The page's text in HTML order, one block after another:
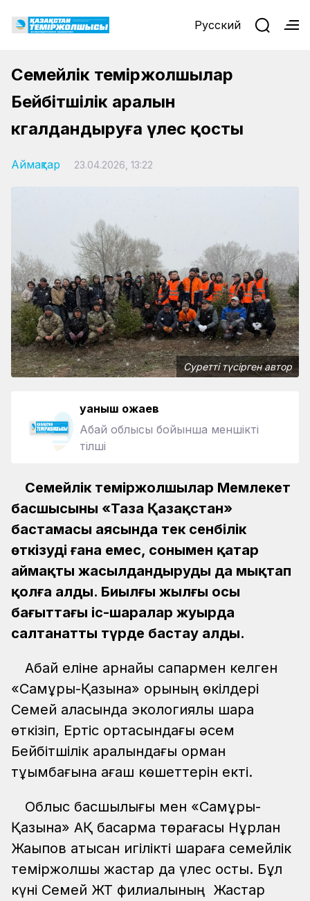
Русский
Семейлік теміржолшылар
Бейбітшілік аралын
көгалдандыруға үлес қосты
Аймақтар 23.04.2026, 13:22
Суретті түсірген автор
Қуаныш Қожаев
Абай облысы бойынша меншікті
тілші
Семейлік теміржолшылар Мемлекет
басшысының «Таза Қазақстан»
бастамасы аясында тек сенбілік
өткізуді ғана емес, сонымен қатар
аймақты жасылдандыруды да мықтап
қолға алды. Биылғы жылғы осы
бағыттағы іс-шаралар жуырда
салтанатты түрде бастау алды.
Абай еліне арнайы сапармен келген
«Самұрық-Қазына» қорының өкілдері
Семей қаласында экологиялық шара
өткізіп, Ертіс ортасындағы әсем
Бейбітшілік аралындағы орман
тұқымбағына ағаш көшеттерін екті.
Облыс басшылығы мен «Самұрық-
Қазына» АҚ басқарма төрағасы Нұрлан
Жақыпов қатысқан игілікті шараға семейлік
теміржолшы жастар да үлес қосты. Бұл
күні Семей ЖТ филиалының Жастар